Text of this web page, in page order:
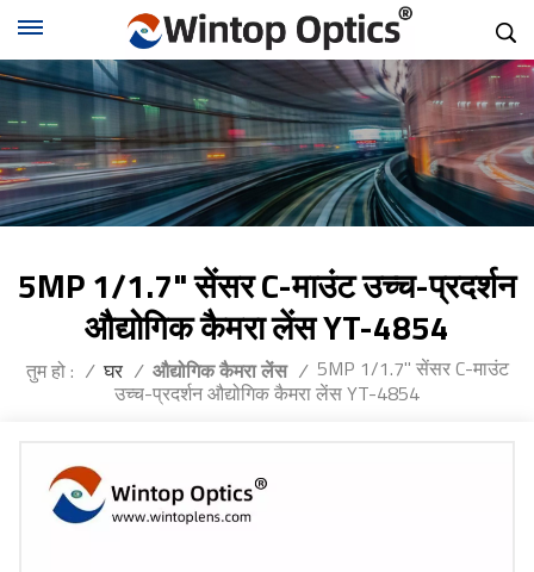
5MP 1/1.7" सेंसर C-माउंट उच्च-प्रदर्शन
औद्योगिक कैमरा लेंस YT-4854
तुम हो : / घर / औद्योगिक कैमरा लेंस / 5MP 1/1.7" सेंसर C-माउंट
उच्च-प्रदर्शन औद्योगिक कैमरा लेंस YT-4854